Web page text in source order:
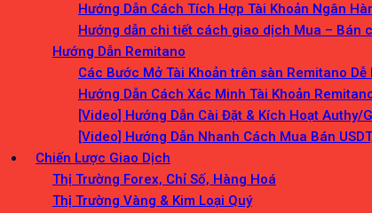
Hướng Dẫn Cách Tích Hợp Tài Khoản Ngân
Hướng dẫn chi tiết cách giao dịch Mua – Bán
Hướng Dẫn Remitano
Các Bước Mở Tài Khoản trên sàn Remitano Dễ
Hướng Dẫn Cách Xác Minh Tài Khoản
[Video] Hướng Dẫn Cài Đặt & Kích Hoạt
[Video] Hướng Dẫn Nhanh Cách Mua Bán
Chiến Lược Giao Dịch
Thị Trường Forex, Chỉ Số, Hàng Hoá
Thị Trường Vàng & Kim Loại Quý